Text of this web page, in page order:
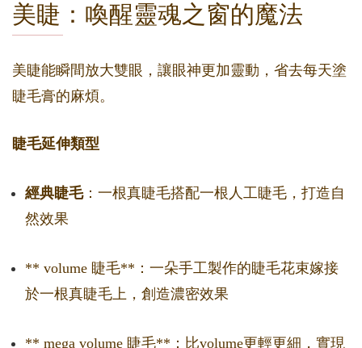
美睫：喚醒靈魂之窗的魔法
美睫能瞬間放大雙眼，讓眼神更加靈動，省去每天塗
睫毛膏的麻煩。
睫毛延伸類型
經典睫毛：一根真睫毛搭配一根人工睫毛，打造自
然效果
** volume 睫毛**：一朵手工製作的睫毛花束嫁接
於一根真睫毛上，創造濃密效果
** mega volume 睫毛**：比volume更輕更細，實現